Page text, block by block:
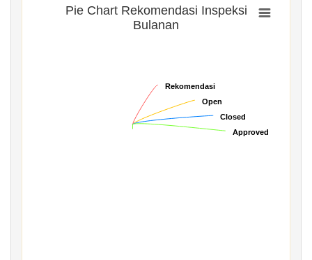
Pie Chart Rekomendasi Inspeksi
Bulanan
Rekomendasi
Rekomendasi
Open
Open
Closed
Closed
Approved
Approved